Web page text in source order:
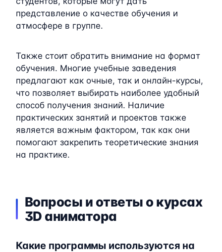
представление о качестве обучения и
атмосфере в группе.
Также стоит обратить внимание на формат
обучения. Многие учебные заведения
предлагают как очные, так и онлайн-курсы,
что позволяет выбирать наиболее удобный
способ получения знаний. Наличие
практических занятий и проектов также
является важным фактором, так как они
помогают закрепить теоретические знания
на практике.
Вопросы и ответы о курсах
3D аниматора
Какие программы используются на